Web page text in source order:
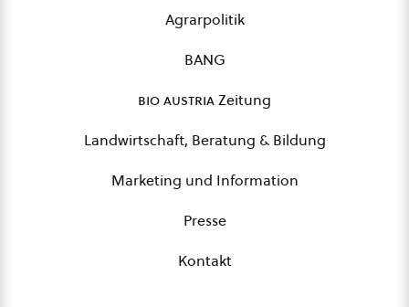
Agrarpolitik
BANG
bio austriaZeitung
Landwirtschaft, Beratung & Bildung
Marketing und Information
Presse
Kontakt